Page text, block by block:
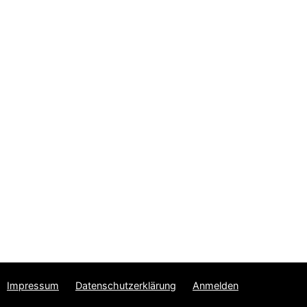
Impressum Datenschutzerklärung Anmelden